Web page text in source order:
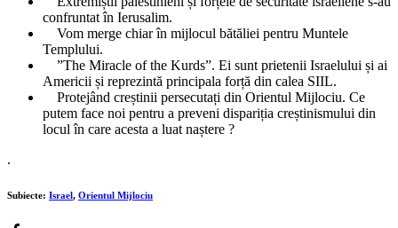
confruntat în Ierusalim.
Vom merge chiar în mijlocul bătăliei pentru Muntele
Templului.
”The Miracle of the Kurds”. Ei sunt prietenii Israelului și ai
Americii și reprezintă principala forță din calea SIIL.
Protejând creștinii persecutați din Orientul Mijlociu. Ce
putem face noi pentru a preveni dispariția creștinismului din
locul în care acesta a luat naștere ?
.
Subiecte: Israel, Orientul Mijlociu